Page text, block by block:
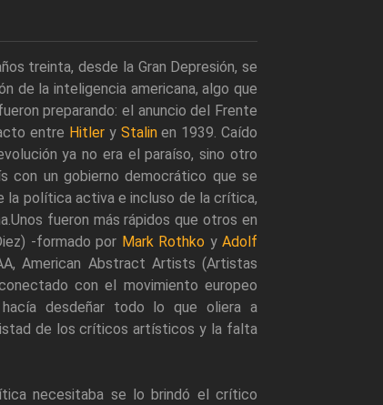
treinta, desde la Gran Depresión, se
de la inteligencia americana, algo que
preparando: el anuncio del Frente
entre Hitlery Stalinen 1939. Caído
ya no era el paraíso, sino otro
con un gobierno democrático que se
la política activa e incluso de la crítica,
fueron más rápidos que otros en
-formado por Mark Rothko yAdolf
American Abstract Artists (Artistas
con el movimiento europeo
desdeñar todo lo que oliera a
de los críticos artísticos y la falta
necesitaba se lo brindó el crítico